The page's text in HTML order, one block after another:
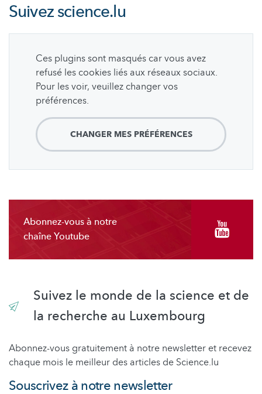
Suivezscience.lu
Ces plugins sont masqués car vous avez
refusé les cookies liés aux réseaux sociaux.
Pour les voir, veuillez changer vos
préférences.
CHANGER MES PRÉFÉRENCES
Abonnez-vous à notre
chaîne Youtube
Suivez le monde de la science et de
la recherche au Luxembourg
Abonnez-vous gratuitement à notre newsletter et recevez
chaque mois le meilleur des articles de Science.lu
Souscrivez à notre newsletter